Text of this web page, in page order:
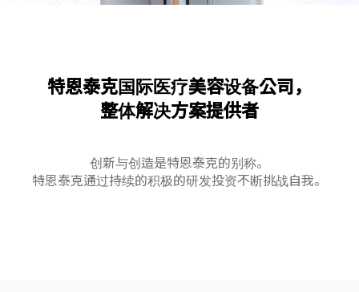
特恩泰克国际医疗美容设备公司，
整体解决方案提供者
创新与创造是特恩泰克的别称。
特恩泰克通过持续的积极的研发投资不断挑战自我。